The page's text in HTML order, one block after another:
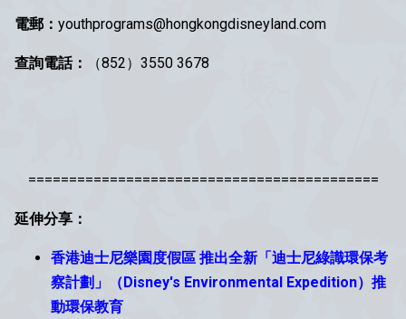
電郵： youthprograms@hongkongdisneyland.com
查詢電話： （852）3550 3678
===========================================
延伸分享：
香港迪士尼樂園度假區 推出全新「迪士尼綠識環保考
察計劃」（Disney's Environmental Expedition）推
動環保教育